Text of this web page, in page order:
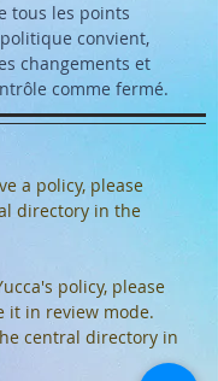
tous les points
convient,
changements et
comme fermé.
a policy, please
directory in the
policy, please
it in review mode.
central directory in